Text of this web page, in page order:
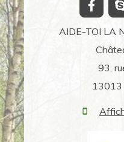
AIDE-TOI LA
93,
13013